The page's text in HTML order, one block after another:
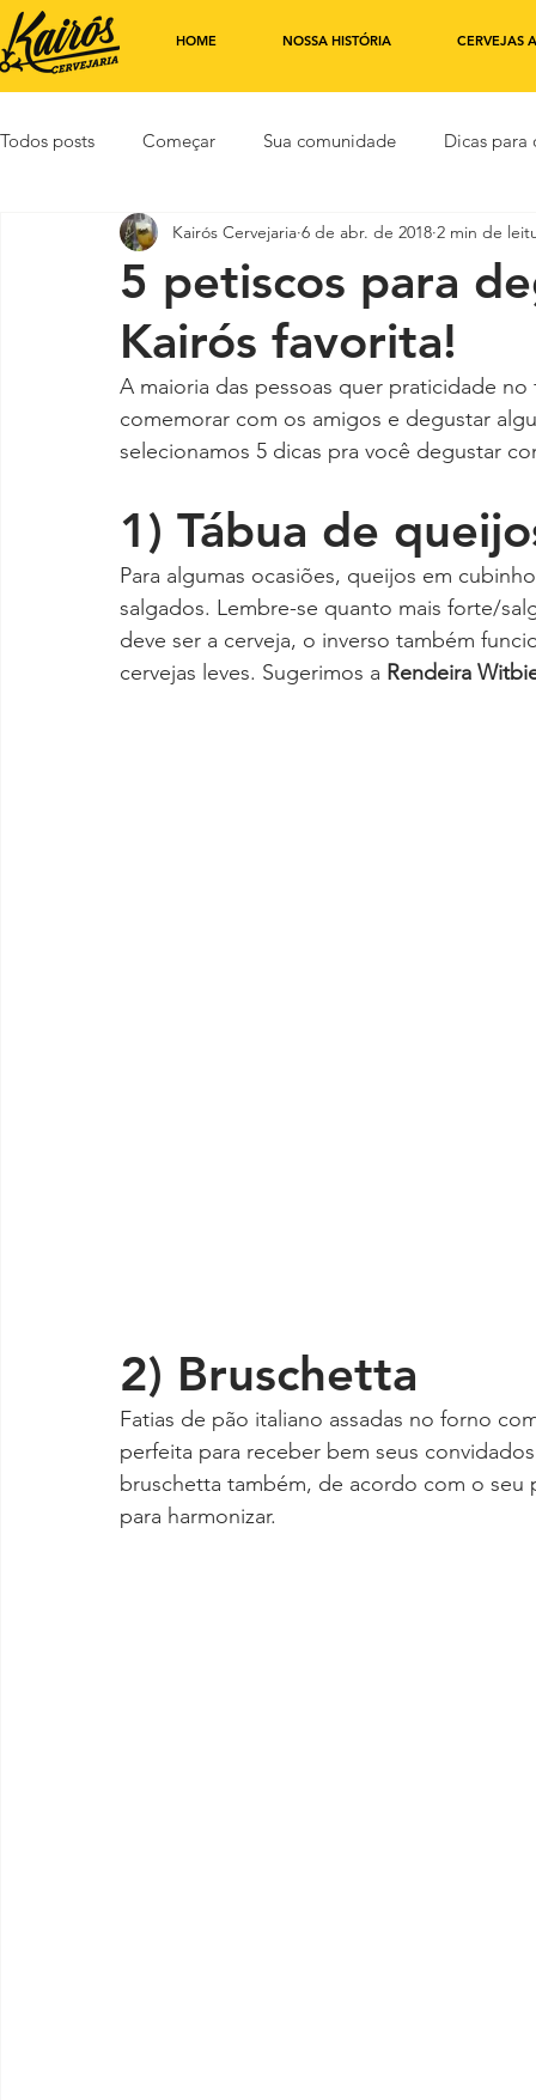
HOME NOSSA HISTÓRIA CERVEJAS
Todos posts Começar Sua comunidade Dicas para
5 petiscos para
Kairós favorita!
Kairós Cervejaria 6 de abr. de 2018 2 min de
A maioria das pessoas quer praticidade
comemorar com os amigos e degustar
selecionamos 5 dicas pra você degustar
1) Tábua de
Para algumas ocasiões, queijos em
salgados. Lembre-se quanto mais forte/
deve ser a cerveja, o inverso também
cervejas leves. Sugerimos a Rendeira
2) Bruschetta
Fatias de pão italiano assadas no forno
perfeita para receber bem seus
bruschetta também, de acordo com o seu
para harmonizar.